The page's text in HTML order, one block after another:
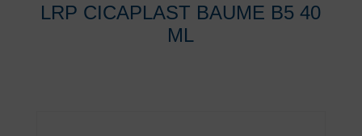
LRP CICAPLAST BAUME B5 40
ML